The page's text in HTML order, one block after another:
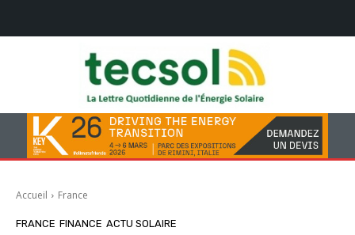
Accueil France
FRANCE FINANCE ACTU SOLAIRE